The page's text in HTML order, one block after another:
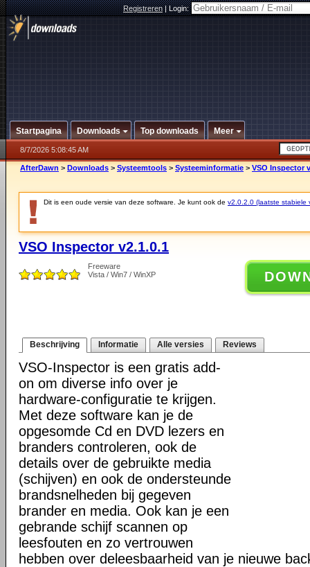
Registreren|Login:
Startpagina Downloads Top downloads Meer
8/7/2026 5:08:45 AM
AfterDawn > Downloads > Systeemtools > Systeeminformatie > VSO Inspector
Dit is een oude versie van deze software. Je kunt ook de v2.0.2.0 (laatste stabiele
VSO Inspector v2.1.0.1
Freeware
Vista / Win7 / WinXP
Beschrijving Informatie Alle versies Reviews
VSO-Inspector is een gratis add-
on om diverse info over je
hardware-configuratie te krijgen.
Met deze software kan je de
opgesomde Cd en DVD lezers en
branders controleren, ook de
details over de gebruikte media
(schijven) en ook de ondersteunde
brandsnelheden bij gegeven
brander en media. Ook kan je een
gebrande schijf scannen op
leesfouten en zo vertrouwen
hebben over deleesbaarheid van je nieuwe